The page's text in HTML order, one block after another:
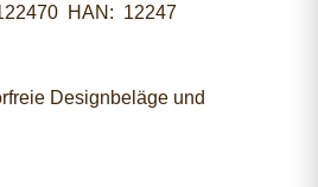
HAN: 12247
Designbeläge und